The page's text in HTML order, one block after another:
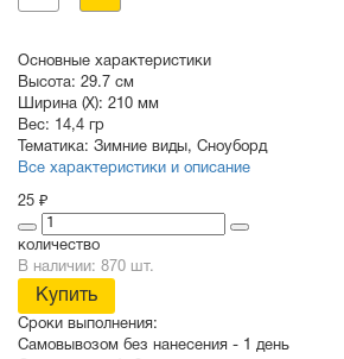
Основные характеристики
Высота: 29.7 см
Ширина (X): 210 мм
Вес: 14,4 гр
Тематика: Зимние виды , Сноуборд
Все характеристики и описание
25 ₽
количество
В наличии: 870 шт.
Купить
Сроки выполнения:
Самовывозом без нанесения -
1 день